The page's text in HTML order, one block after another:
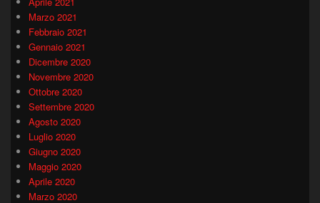
Marzo 2021
Febbraio 2021
Gennaio 2021
Dicembre 2020
Novembre 2020
Ottobre 2020
Settembre 2020
Agosto 2020
Luglio 2020
Giugno 2020
Maggio 2020
Aprile 2020
Marzo 2020